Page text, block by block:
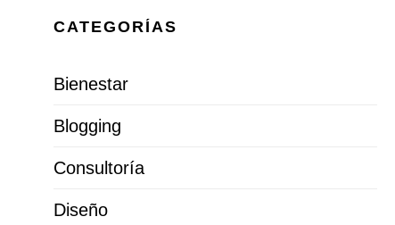
CATEGORÍAS
Bienestar
Blogging
Consultoría
Diseño